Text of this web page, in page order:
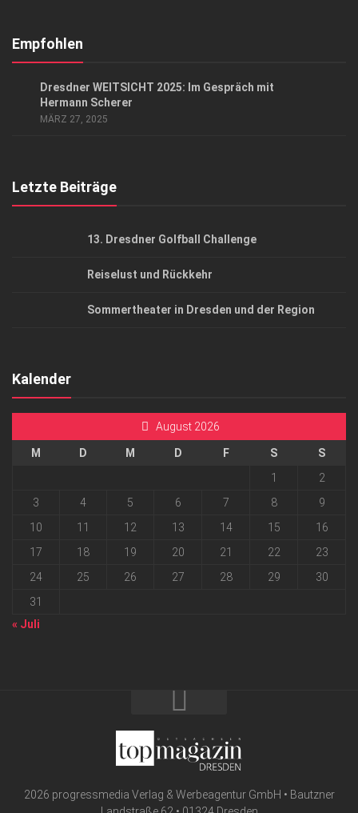
Kontakt, Impressum
Empfohlen
Dresdner WEITSICHT 2025: Im Gespräch mit
Hermann Scherer
MÄRZ 27, 2025
Letzte Beiträge
13. Dresdner Golfball Challenge
Reiselust und Rückkehr
Sommertheater in Dresden und der Region
Kalender
August 2026
M D M D F S
S
1
2
3
4 5 6 7 8
9
10
11 12 13 14 15
16
17
18 19 20 21 22
23
24
25 26 27 28 29
30
31
« Juli
2026 progressmedia Verlag & Werbeagentur GmbH • Bautzner